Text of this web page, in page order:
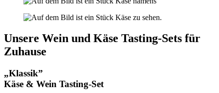
Unsere Wein und Käse Tasting-Sets für
Zuhause
„Klassik”
Käse & Wein Tasting-Set